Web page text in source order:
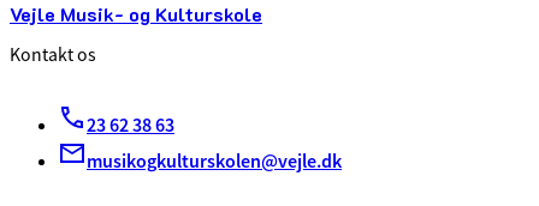
Vejle Musik- og Kulturskole
Kontakt os
23 62 38 63
musikogkulturskolen@vejle.dk